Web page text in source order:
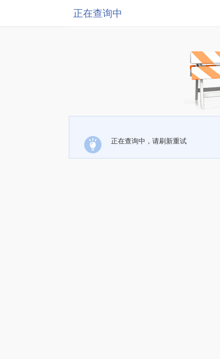
正在查询中
正在查询中，请刷新重试